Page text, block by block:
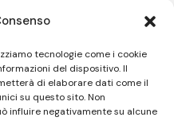
tecnologie come i cookie
del dispositivo. Il
di elaborare dati come il
su questo sito. Non
influire negativamente su alcune
a Roana
e l’Orchestra